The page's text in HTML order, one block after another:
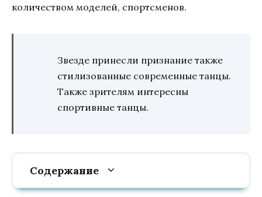
количеством моделей, спортсменов.
Звезде принесли признание также
стилизованные современные танцы.
Также зрителям интересны
спортивные танцы.
Содержание